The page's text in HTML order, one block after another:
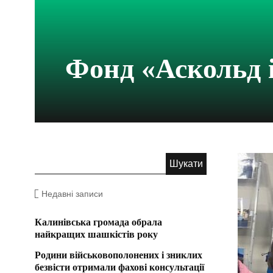
Фонд «Аскольд
Недавні записи
Калинівська громада обрала
найкращих шашкістів року
Родини військовополонених і зниклих
безвісти отримали фахові консультації